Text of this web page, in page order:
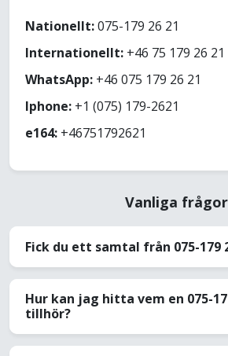
Nationellt:075-179 26 21
Internationellt: +46 75 179 26 21
WhatsApp: +46 075 179 26 21
Iphone: +1 (075) 179-2621
e164: +46751792621
Vanliga frågor
Fick du ett samtal från 075-179
Hur kan jag hitta vem en 075-
tillhör?